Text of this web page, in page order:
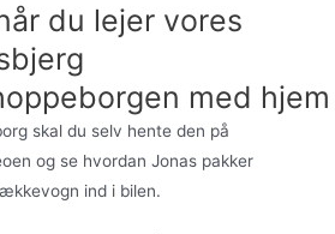
du lejer vores
med hjem
skal du selv hente den på
og se hvordan Jonas pakker
ind i bilen.